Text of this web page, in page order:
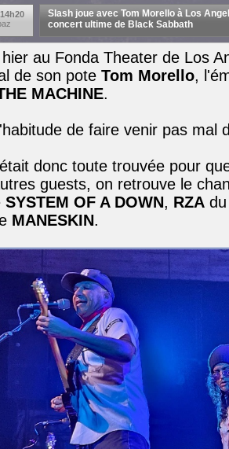
Slash joue avec Tom Morello à Los
concert ultime de Black Sabbath
au Fonda Theater de Los
de son pote Tom Morello,
MACHINE.
de faire venir pas mal
donc toute trouvée pour
guests, on retrouve le
SYSTEM OF A DOWN, RZA
MANESKIN.